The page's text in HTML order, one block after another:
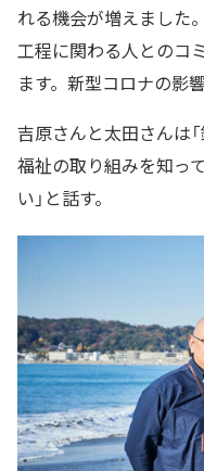
れる機会が増えました
工程に関わる人とのコ
ます。新型コロナの影
吉原さんと太田さんは
福祉の取り組みを知っ
い」と話す。